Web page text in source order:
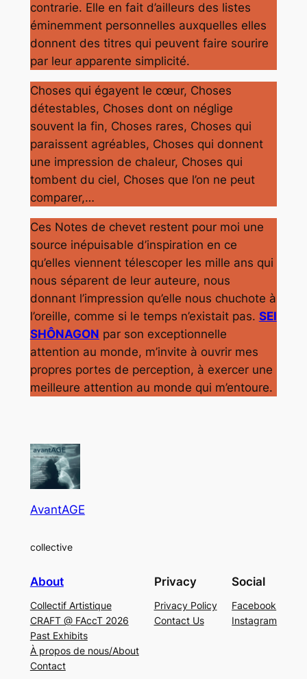
contrarie. Elle en fait d’ailleurs des listes
éminemment personnelles auxquelles elles
donnent des titres qui peuvent faire sourire
par leur apparente simplicité.
Choses qui égayent le cœur, Choses
détestables, Choses dont on néglige
souvent la fin, Choses rares, Choses qui
paraissent agréables, Choses qui donnent
une impression de chaleur, Choses qui
tombent du ciel, Choses que l’on ne peut
comparer,…
Ces Notes de chevet restent pour moi une
source inépuisable d’inspiration en ce
qu’elles viennent télescoper les mille ans qui
nous séparent de leur auteure, nous
donnant l’impression qu’elle nous chuchote à
l’oreille, comme si le temps n’existait pas. SEI
SHÔNAGON par son exceptionnelle
attention au monde, m’invite à ouvrir mes
propres portes de perception, à exercer une
meilleure attention au monde qui m’entoure.
AvantAGE
collective
About
Collectif Artistique
CRAFT @ FAccT 2026
Past Exhibits
À propos de nous/About
Contact
Privacy
Privacy Policy
Contact Us
Social
Facebook
Instagram